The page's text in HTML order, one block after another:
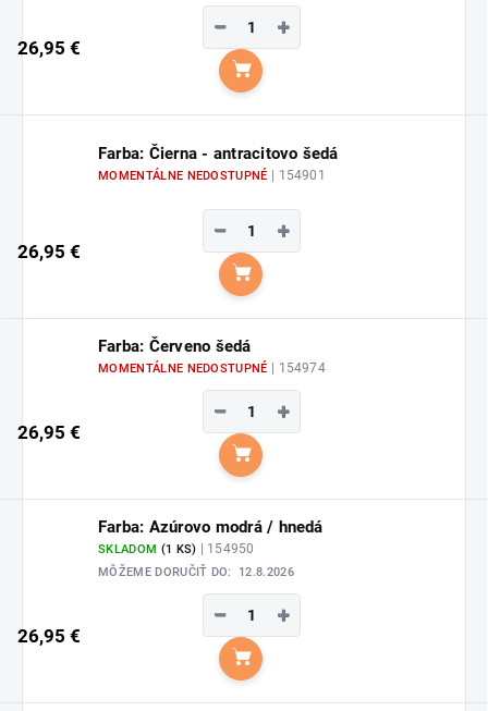
26,95 €
+
−
Do košíka
Farba: Čierna - antracitovo šedá
MOMENTÁLNE NEDOSTUPNÉ | 154901
26,95 €
+
−
Do košíka
Farba: Červeno šedá
MOMENTÁLNE NEDOSTUPNÉ | 154974
26,95 €
+
−
Do košíka
Farba: Azúrovo modrá / hnedá
SKLADOM (1 KS) | 154950
MÔŽEME DORUČIŤ DO: 12.8.2026
26,95 €
+
−
Do košíka